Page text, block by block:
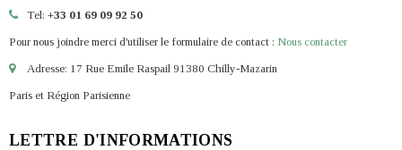
Tel: +33 01 69 09 92 50
Pour nous joindre merci d'utiliser le formulaire de contact : Nous contacter
Adresse: 17 Rue Emile Raspail 91380 Chilly-Mazarin
Paris et Région Parisienne
LETTRE D'INFORMATIONS